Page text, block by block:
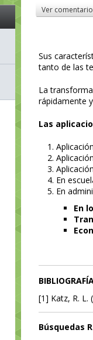
Ver
Sus
tanto de las
La
rápidamente
Las
En
En
En
[1] Katz, R. L.
Búsquedas